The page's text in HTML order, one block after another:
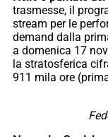
trasmesse, il
stream per le
demand dalla
a domenica 17
la stratosferica
911 mila ore